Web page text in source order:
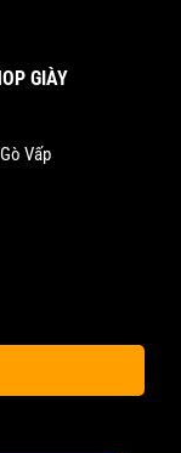
GIÀY
Vấp